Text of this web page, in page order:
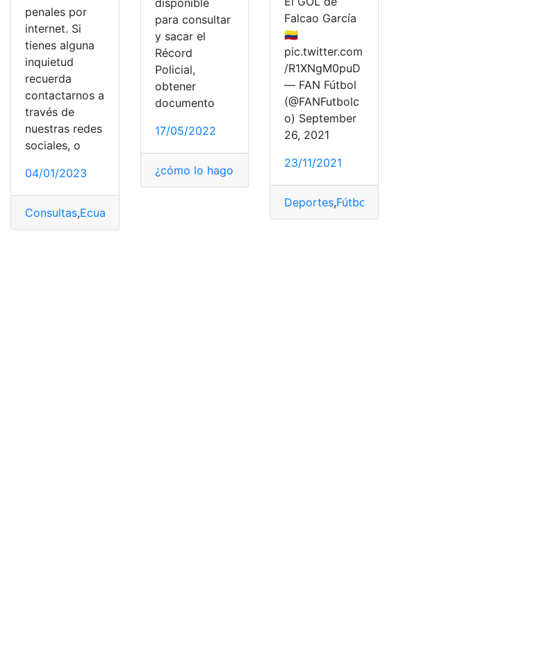
penales por
internet. Si
tienes alguna
inquietud
recuerda
contactarnos a
través de
nuestras redes
sociales, o
04/01/2023
Consultas,Ecuador
para consultar
y sacar el
Récord
Policial,
obtener
documento
17/05/2022
¿cómo lo hago? ¿Qué es?,Consultas
Falcao García
🇨🇴
pic.twitter.com
/R1XNgM0puD
— FAN Fútbol
(@FANFutbolc
o) September
26, 2021
23/11/2021
Deportes,Fútbol